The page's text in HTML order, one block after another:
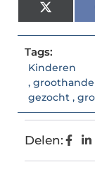
X
Tags:
Kinderen
,
gezocht ,
Delen: